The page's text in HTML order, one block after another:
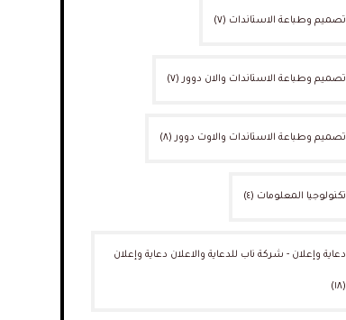
تصميم وطباعة الاستاندات (٧)
تصميم وطباعة الاستاندات والان دوور (٧)
تصميم وطباعة الاستاندات والاوت دوور (٨)
تكنولوجيا المعلومات (٤)
دعاية وإعلان - شركة ناب للدعاية والاعلان دعاية وإعلان
(١٨)